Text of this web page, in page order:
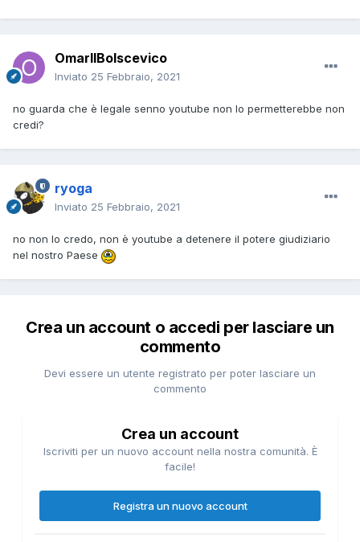
OmarIlBolscevico
Inviato 25 Febbraio, 2021
no guarda che è legale senno youtube non lo permetterebbe non
credi?
ryoga
Inviato 25 Febbraio, 2021
no non lo credo, non è youtube a detenere il potere giudiziario
nel nostro Paese
Crea un account o accedi per lasciare un
commento
Devi essere un utente registrato per poter lasciare un
commento
Crea un account
Iscriviti per un nuovo account nella nostra comunità. È
facile!
Registra un nuovo account